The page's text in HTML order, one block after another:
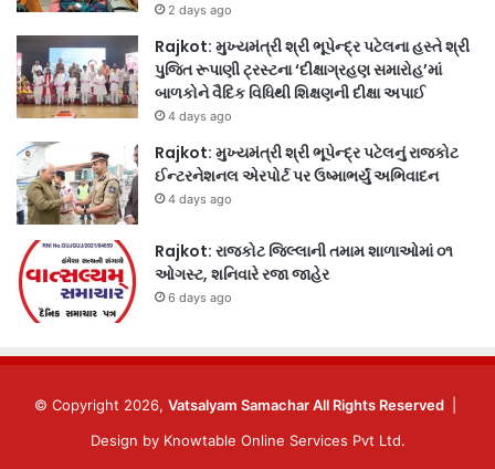
2 days ago
Rajkot: મુખ્યમંત્રી શ્રી ભૂપેન્દ્ર પટેલના હસ્તે શ્રી
પુજિત રૂપાણી ટ્રસ્ટના ‘દીક્ષાગ્રહણ સમારોહ’માં
બાળકોને વૈદિક વિધિથી શિક્ષણની દીક્ષા અપાઈ
4 days ago
Rajkot: મુખ્યમંત્રી શ્રી ભૂપેન્દ્ર પટેલનું રાજકોટ
ઈન્ટરનેશનલ એરપોર્ટ પર ઉષ્માભર્યું અભિવાદન
4 days ago
Rajkot: રાજકોટ જિલ્લાની તમામ શાળાઓમાં ૦૧
ઓગસ્ટ, શનિવારે રજા જાહેર
6 days ago
© Copyright 2026, Vatsalyam Samachar All Rights Reserved
Design by Knowtable Online Services Pvt Ltd.